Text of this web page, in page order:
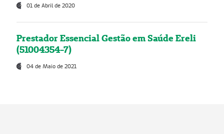
01 de Abril de 2020
Prestador Essencial Gestão em Saúde Ereli
(51004354-7)
04 de Maio de 2021